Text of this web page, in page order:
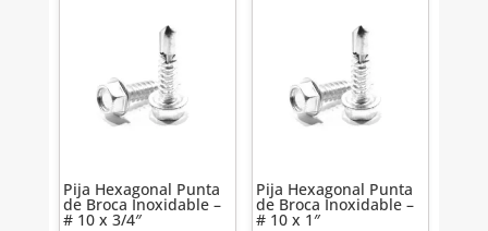
Pija Hexagonal Punta
de Broca Inoxidable –
# 10 x 3/4″
Pija Hexagonal Punta
de Broca Inoxidable –
# 10 x 1″